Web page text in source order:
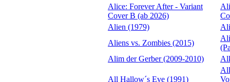
Alice: Forever After - Variant
Cover B (ab 2026)
Alien (1979)
Aliens vs. Zombies (2015)
Alim der Gerber (2009-2010)
All Hallow´s Eve (1991)